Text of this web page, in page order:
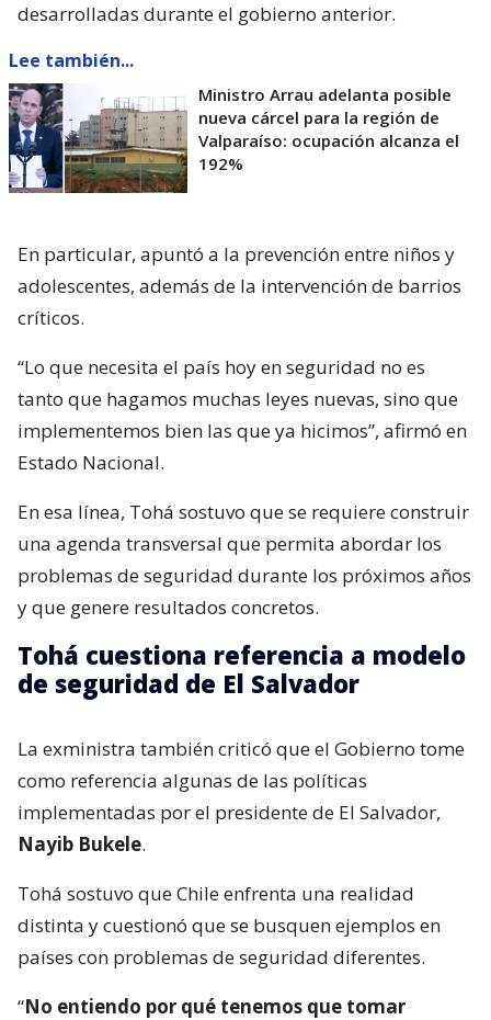
desarrolladas durante el gobierno anterior.
Lee también...
Ministro Arrau adelanta posible
nueva cárcel para la región de
Valparaíso: ocupación alcanza el
192%
En particular, apuntó a la prevención entre niños y
adolescentes, además de la intervención de barrios
críticos.
“Lo que necesita el país hoy en seguridad no es
tanto que hagamos muchas leyes nuevas, sino que
implementemos bien las que ya hicimos”, afirmó en
Estado Nacional.
En esa línea, Tohá sostuvo que se requiere construir
una agenda transversal que permita abordar los
problemas de seguridad durante los próximos años
y que genere resultados concretos.
Tohá cuestiona referencia a modelo
de seguridad de El Salvador
La exministra también criticó que el Gobierno tome
como referencia algunas de las políticas
implementadas por el presidente de El Salvador,
Nayib Bukele.
Tohá sostuvo que Chile enfrenta una realidad
distinta y cuestionó que se busquen ejemplos en
países con problemas de seguridad diferentes.
“No entiendo por qué tenemos que tomar